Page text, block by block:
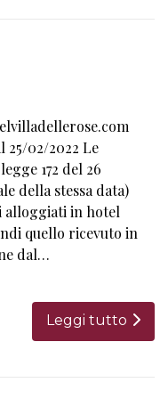
25/02/2022 Le
172 del 26
della stessa data)
alloggiati in hotel
quello ricevuto in
dal…
Leggi tutto